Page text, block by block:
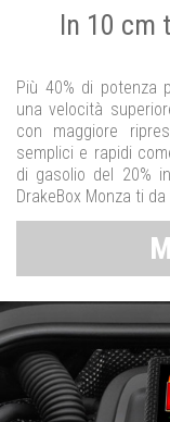
In 10 cm
Più 40% di potenza
una velocità
con maggiore
semplici e rapidi
di gasolio del 20%
DrakeBox Monza ti